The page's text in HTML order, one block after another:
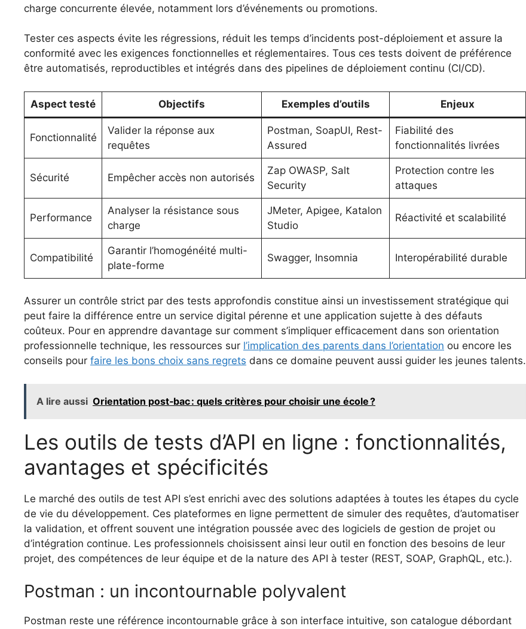
charge concurrente élevée, notamment lors d’événements ou promotions.
Tester ces aspects évite les régressions, réduit les temps d’incidents post-déploiement et assure la
conformité avec les exigences fonctionnelles et réglementaires. Tous ces tests doivent de préférence
être automatisés, reproductibles et intégrés dans des pipelines de déploiement continu (CI/CD).
Aspect testé Objectifs Exemples d’outils Enjeux
Fonctionnalité
Valider la réponse aux
requêtes
Postman, SoapUI, Rest-
Assured
Fiabilité des
fonctionnalités livrées
Sécurité Empêcher accès non autorisés
Zap OWASP, Salt
Security
Protection contre les
attaques
Performance
Analyser la résistance sous
charge
JMeter, Apigee, Katalon
Studio
Réactivité et scalabilité
Compatibilité
Garantir l’homogénéité multi-
plate-forme
Swagger, Insomnia Interopérabilité durable
Assurer un contrôle strict par des tests approfondis constitue ainsi un investissement stratégique qui
peut faire la différence entre un service digital pérenne et une application sujette à des défauts
coûteux. Pour en apprendre davantage sur comment s’impliquer efficacement dans son orientation
professionnelle technique, les ressources sur l’implication des parents dans l’orientation ou encore les
conseils pour faire les bons choix sans regrets dans ce domaine peuvent aussi guider les jeunes talents.
A lire aussi Orientation post‑bac : quels critères pour choisir une école ?
Les outils de tests d’API en ligne : fonctionnalités,
avantages et spécificités
Le marché des outils de test API s’est enrichi avec des solutions adaptées à toutes les étapes du cycle
de vie du développement. Ces plateformes en ligne permettent de simuler des requêtes, d’automatiser
la validation, et offrent souvent une intégration poussée avec des logiciels de gestion de projet ou
d’intégration continue. Les professionnels choisissent ainsi leur outil en fonction des besoins de leur
projet, des compétences de leur équipe et de la nature des API à tester (REST, SOAP, GraphQL, etc.).
Postman : un incontournable polyvalent
Postman reste une référence incontournable grâce à son interface intuitive, son catalogue débordant